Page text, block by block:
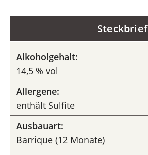
Steckbrief
Alkoholgehalt:
14,5 % vol
Allergene:
enthält Sulfite
Ausbauart:
Barrique (12 Monate)